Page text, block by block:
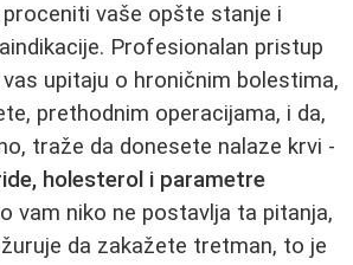
vaše opšte stanje i
Profesionalan pristup
upitaju o hroničnim bolestima,
prethodnim operacijama, i da,
traže da donesete nalaze krvi -
holesterol i parametre
vam niko ne postavlja ta pitanja,
da zakažete tretman, to je